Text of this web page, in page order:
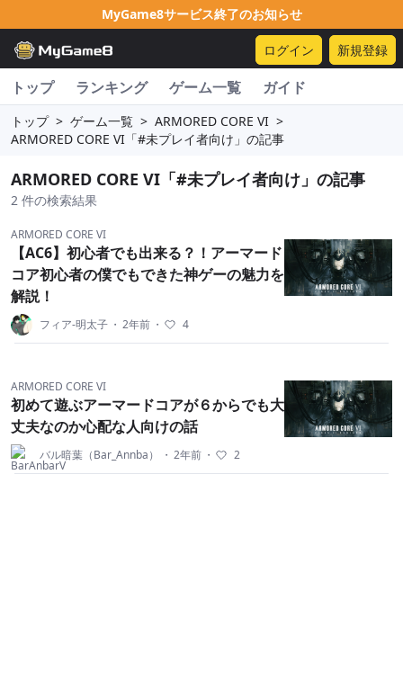
MyGame8サービス終了のお知らせ
ログイン 新規登録
トップ ランキング ゲーム一覧 ガイド
トップ > ゲーム一覧 > ARMORED CORE VI >
ARMORED CORE VI「#未プレイ者向け」の記事
ARMORED CORE VI「#未プレイ者向け」の記事
2 件の検索結果
ARMORED CORE VI
【AC6】初心者でも出来る？！アーマード
コア初心者の僕でもできた神ゲーの魅力を
解説！
フィア-明太子 ・ 2年前 ・ 4
ARMORED CORE VI
初めて遊ぶアーマードコアが６からでも大
丈夫なのか心配な人向けの話
バル暗葉（Bar_Annba） ・ 2年前 ・ 2